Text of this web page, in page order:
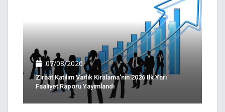
07/08/2026
Ziraat Katılım Varlık Kiralama'nın 2026 Ilk Yarı
Faaliyet Raporu Yayımlandı